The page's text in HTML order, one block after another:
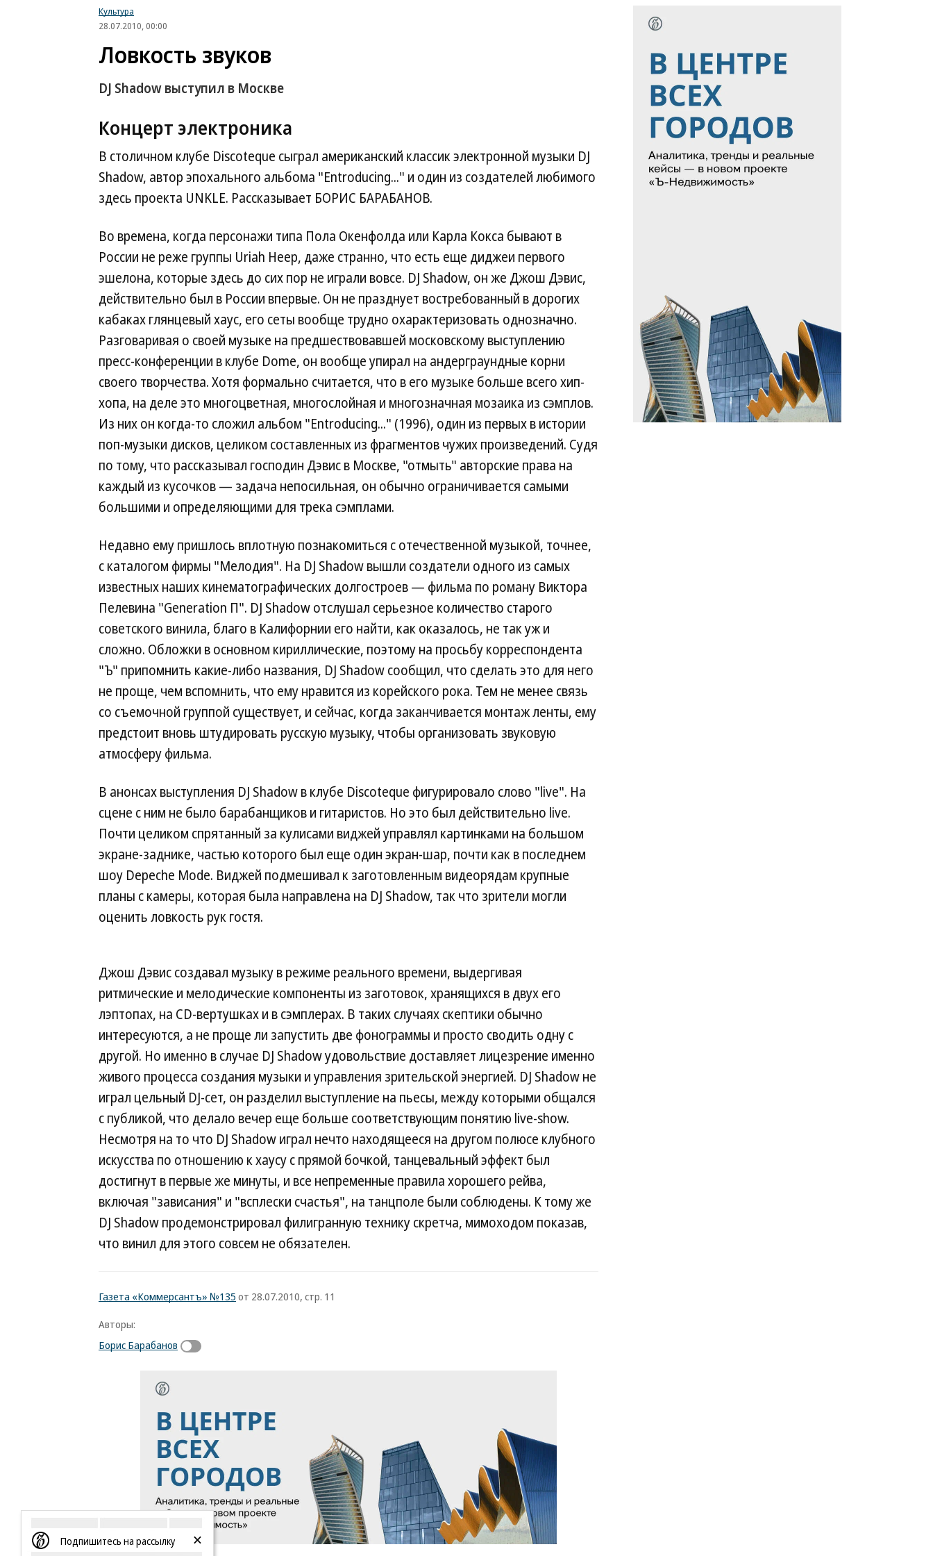
Культура
28.07.2010, 00:00
Ловкость звуков
DJ Shadow выступил в Москве
Концерт электроника
В столичном клубе Discoteque сыграл американский классик электронной музыки DJ
Shadow, автор эпохального альбома "Entroducing..." и один из создателей любимого
здесь проекта UNKLE. Рассказывает БОРИС БАРАБАНОВ.
Во времена, когда персонажи типа Пола Окенфолда или Карла Кокса бывают в
России не реже группы Uriah Heep, даже странно, что есть еще диджеи первого
эшелона, которые здесь до сих пор не играли вовсе. DJ Shadow, он же Джош Дэвис,
действительно был в России впервые. Он не празднует востребованный в дорогих
кабаках глянцевый хаус, его сеты вообще трудно охарактеризовать однозначно.
Разговаривая о своей музыке на предшествовавшей московскому выступлению
пресс-конференции в клубе Dome, он вообще упирал на андерграундные корни
своего творчества. Хотя формально считается, что в его музыке больше всего хип-
хопа, на деле это многоцветная, многослойная и многозначная мозаика из сэмплов.
Из них он когда-то сложил альбом "Entroducing..." (1996), один из первых в истории
поп-музыки дисков, целиком составленных из фрагментов чужих произведений. Судя
по тому, что рассказывал господин Дэвис в Москве, "отмыть" авторские права на
каждый из кусочков — задача непосильная, он обычно ограничивается самыми
большими и определяющими для трека сэмплами.
Недавно ему пришлось вплотную познакомиться с отечественной музыкой, точнее,
с каталогом фирмы "Мелодия". На DJ Shadow вышли создатели одного из самых
известных наших кинематографических долгостроев — фильма по роману Виктора
Пелевина "Generation П". DJ Shadow отслушал серьезное количество старого
советского винила, благо в Калифорнии его найти, как оказалось, не так уж и
сложно. Обложки в основном кириллические, поэтому на просьбу корреспондента
"Ъ" припомнить какие-либо названия, DJ Shadow сообщил, что сделать это для него
не проще, чем вспомнить, что ему нравится из корейского рока. Тем не менее связь
со съемочной группой существует, и сейчас, когда заканчивается монтаж ленты, ему
предстоит вновь штудировать русскую музыку, чтобы организовать звуковую
атмосферу фильма.
В анонсах выступления DJ Shadow в клубе Discoteque фигурировало слово "live". На
сцене с ним не было барабанщиков и гитаристов. Но это был действительно live.
Почти целиком спрятанный за кулисами виджей управлял картинками на большом
экране-заднике, частью которого был еще один экран-шар, почти как в последнем
шоу Depeche Mode. Виджей подмешивал к заготовленным видеорядам крупные
планы с камеры, которая была направлена на DJ Shadow, так что зрители могли
оценить ловкость рук гостя.
Джош Дэвис создавал музыку в режиме реального времени, выдергивая
ритмические и мелодические компоненты из заготовок, хранящихся в двух его
лэптопах, на CD-вертушках и в сэмплерах. В таких случаях скептики обычно
интересуются, а не проще ли запустить две фонограммы и просто сводить одну с
другой. Но именно в случае DJ Shadow удовольствие доставляет лицезрение именно
живого процесса создания музыки и управления зрительской энергией. DJ Shadow не
играл цельный DJ-сет, он разделил выступление на пьесы, между которыми общался
с публикой, что делало вечер еще больше соответствующим понятию live-show.
Несмотря на то что DJ Shadow играл нечто находящееся на другом полюсе клубного
искусства по отношению к хаусу с прямой бочкой, танцевальный эффект был
достигнут в первые же минуты, и все непременные правила хорошего рейва,
включая "зависания" и "всплески счастья", на танцполе были соблюдены. К тому же
DJ Shadow продемонстрировал филигранную технику скретча, мимоходом показав,
что винил для этого совсем не обязателен.
Газета «Коммерсантъ» №135 от 28.07.2010, стр. 11
Авторы:
Борис Барабанов
Подпишитесь на рассылку